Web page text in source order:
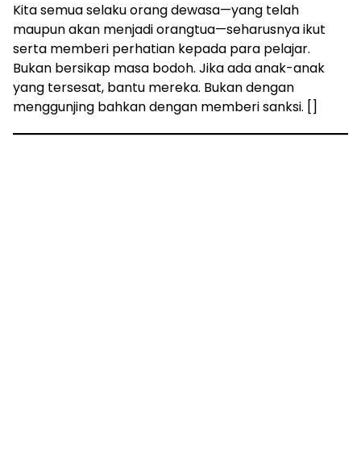
Kita semua selaku orang dewasa—yang telah
maupun akan menjadi orangtua—seharusnya ikut
serta memberi perhatian kepada para pelajar.
Bukan bersikap masa bodoh. Jika ada anak-anak
yang tersesat, bantu mereka. Bukan dengan
menggunjing bahkan dengan memberi sanksi. []